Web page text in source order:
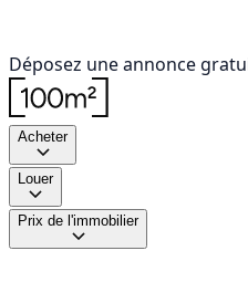
Déposez une annonce
Acheter
Louer
Prix de l'immobilier